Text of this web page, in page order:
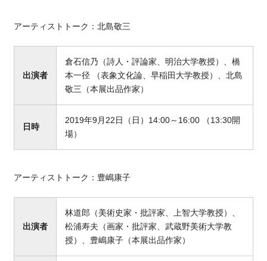
アーティストトーク：北島敬三
出演者
倉石信乃（詩人・評論家、明治大学教授）、橋
本一径 （表象文化論、早稲田大学教授）、北島
敬三（本展出品作家）
日時
2019年9月22日（日）14:00～16:00 （13:30開
場）
アーティストトーク：豊嶋康子
出演者
林道郎（美術史家・批評家、上智大学教授）、
松浦寿夫（画家・批評家、武蔵野美術大学教
授）、豊嶋康子（本展出品作家）